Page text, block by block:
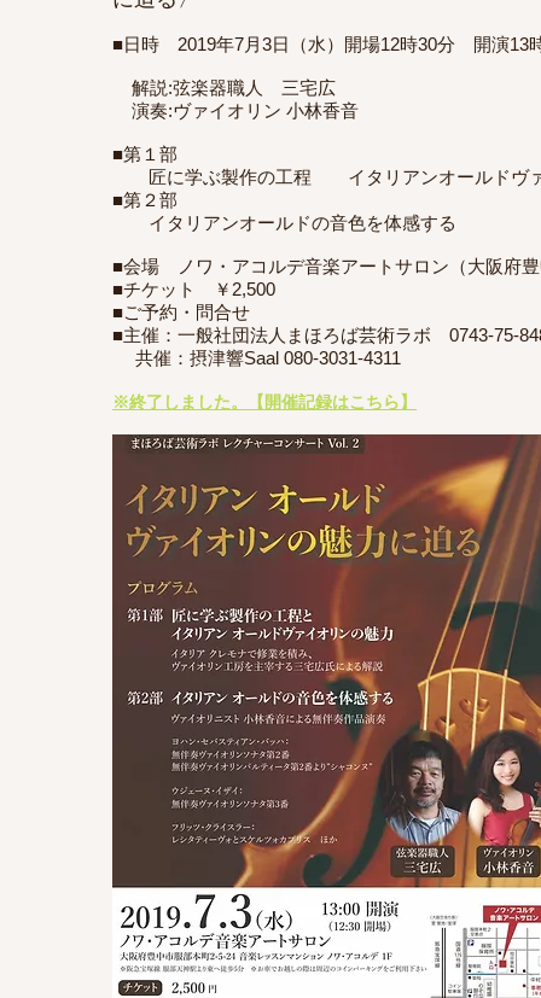
■日時 2019年7月3日（水）開場12時30分 開演13
解説:弦楽器職人 三宅広
演奏:ヴァイオリン 小林香音
■第１部
匠に学ぶ製作の工程 イタリアンオールドヴァ
■第２部
イタリアンオールドの音色を体感する
■会場 ノワ・アコルデ音楽アートサロン（大阪府
■チケット ￥2,500
■ご予約・問合せ
■主催：一般社団法人まほろば芸術ラボ 0743-75-
共催：摂津響Saal 080-3031-4311
※終了しました。【開催記録はこちら】